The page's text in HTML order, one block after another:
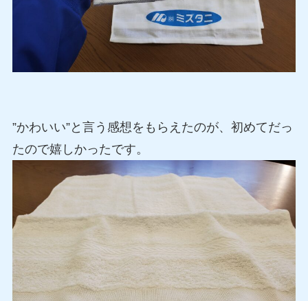
”かわいい”と言う感想をもらえたのが、初めてだっ
たので嬉しかったです。